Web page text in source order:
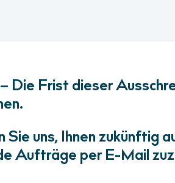
Die Frist dieser
Sie uns, Ihnen zukünftig
Aufträge per E-Mail